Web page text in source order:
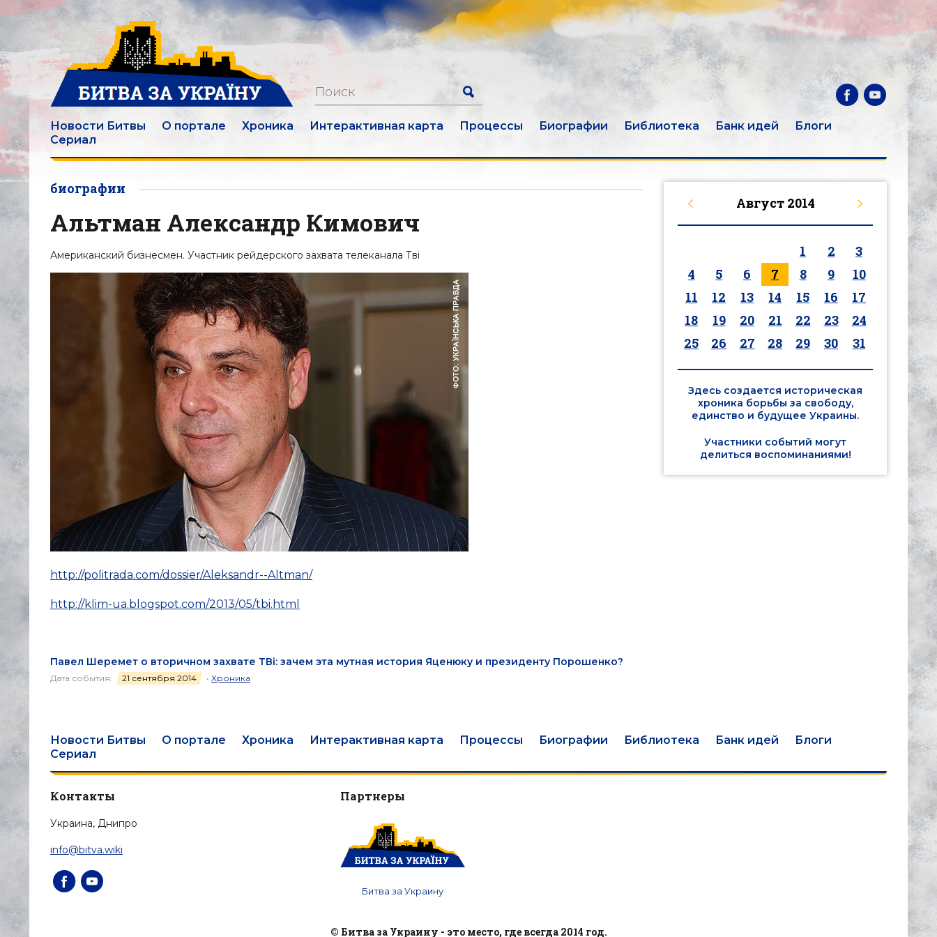
Новости Битвы О портале Хроника Интерактивная карта Процессы Биографии Библиотека Банк идей
Блоги
Сериал
биографии
Альтман Александр Кимович
Американский бизнесмен. Участник рейдерского захвата телеканала Твi
http://politrada.com/dossier/Aleksandr--Altman/
http://klim-ua.blogspot.com/2013/05/tbi.html
Павел Шеремет о вторичном захвате ТВi: зачем эта мутная история Яценюку и президенту Порошенко?
Дата события: 21 сентября 2014 • Хроника
Август 2014
1 2
3
4
5 6 7 8 9
10
11
12 13 14 15 16
17
18
19 20 21 22 23
24
25
26 27 28 29 30 31
Здесь создается историческая
хроника борьбы за свободу,
единство и будущее Украины.
Участники событий могут
делиться воспоминаниями!
Новости Битвы О портале Хроника Интерактивная карта Процессы Биографии Библиотека Банк идей
Блоги
Сериал
Контакты
Украина, Днипро
info@bitva.wiki
Партнеры
Битва за Украину
© Битва за Украину - это место, где всегда 2014 год.